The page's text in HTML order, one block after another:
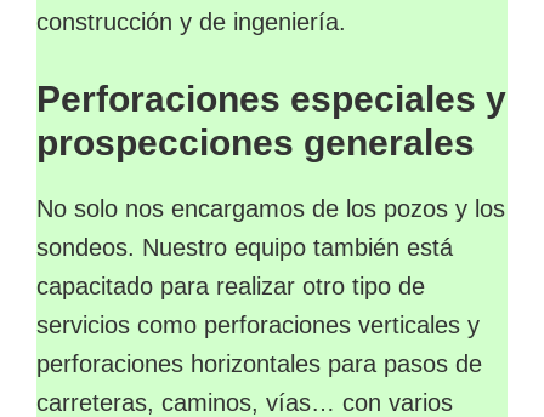
construcción y de ingeniería.
Perforaciones especiales y
prospecciones generales
No solo nos encargamos de los pozos y los
sondeos. Nuestro equipo también está
capacitado para realizar otro tipo de
servicios como perforaciones verticales y
perforaciones horizontales para pasos de
carreteras, caminos, vías… con varios